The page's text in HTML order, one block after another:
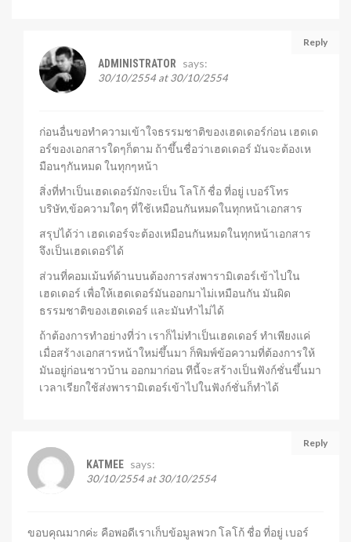
Reply
ADMINISTRATOR says:
30/10/2554 at 30/10/2554
ก่อนอื่นขอทำความเข้าใจธรรมชาติของเฮดเดอร์ก่อน เฮดเด
อร์ของเอกสารใดๆก็ตาม ถ้าขึ้นชื่อว่าเฮดเดอร์ มันจะต้องเห
มือนๆกันหมด ในทุกๆหน้า
สิ่งที่ทำเป็นเฮดเดอร์มักจะเป็น โลโก้ ชื่อ ที่อยู่ เบอร์โทร
บริษัท,ข้อความใดๆ ที่ใช้เหมือนกันหมดในทุกหน้าเอกสาร
สรุปได้ว่า เฮดเดอร์จะต้องเหมือนกันหมดในทุกหน้าเอกสาร
จึงเป็นเฮดเดอร์ได้
ส่วนที่คอมเม้นท์ด้านบนต้องการส่งพารามิเตอร์เข้าไปใน
เฮดเดอร์ เพื่อให้เฮดเดอร์มันออกมาไม่เหมือนกัน มันผิด
ธรรมชาติของเฮดเดอร์ และมันทำไม่ได้
ถ้าต้องการทำอย่างที่ว่า เราก็ไม่ทำเป็นเฮดเดอร์ ทำเพียงแค่
เมื่อสร้างเอกสารหน้าใหม่ขึ้นมา ก็พิมพ์ข้อความที่ต้องการให้
มันอยู่ก่อนชาวบ้าน ออกมาก่อน ทีนี้จะสร้างเป็นฟังก์ชั่นขึ้นมา
เวลาเรียกใช้ส่งพารามิเตอร์เข้าไปในฟังก์ชั่นก็ทำได้
Reply
KATMEE says:
30/10/2554 at 30/10/2554
ขอบคุณมากค่ะ คือพอดีเราเก็บข้อมูลพวก โลโก้ ชื่อ ที่อยู่ เบอร์